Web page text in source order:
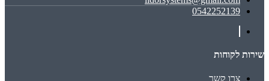
0542252139
שירות לקוחות
צרו קשר